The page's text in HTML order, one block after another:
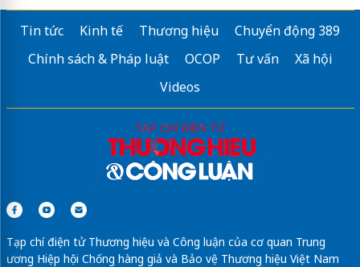
Tin tức Kinh tế Thương hiệu
Chuyển động 389
Chính sách & Pháp luật
OCOP Tư vấn
Xã hội
Videos
Tạp chí điện tử Thương hiệu và Công luận của cơ quan Trung
ương Hiệp hội Chống hàng giả và Bảo vệ Thương hiệu Việt Nam